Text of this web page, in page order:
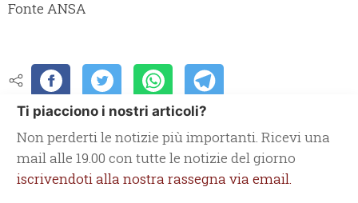
Fonte ANSA
Ti piacciono i nostri articoli?
Non perderti le notizie più importanti. Ricevi una
mail alle 19.00 con tutte le notizie del giorno
iscrivendoti alla nostra rassegna via email.